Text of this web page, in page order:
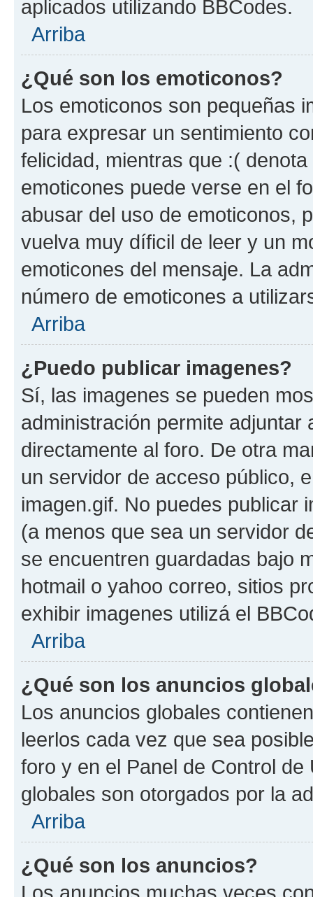
aplicados utilizando BBCodes.
Arriba
¿Qué son los emoticonos?
Los emoticonos son pequeñas
para expresar un sentimiento
felicidad, mientras que :(
emoticones puede verse en el
abusar del uso de emoticonos,
vuelva muy díficil de leer y un
emoticones del mensaje. La
número de emoticones a
Arriba
¿Puedo publicar imagenes?
Sí, las imagenes se pueden
administración permite
directamente al foro. De otra
un servidor de acceso público,
imagen.gif. No puedes publicar
(a menos que sea un servidor
se encuentren guardadas bajo
hotmail o yahoo correo, sitios
exhibir imagenes utilizá el
Arriba
¿Qué son los anuncios
Los anuncios globales
leerlos cada vez que sea
foro y en el Panel de Control
globales son otorgados por la
Arriba
¿Qué son los anuncios?
Los anuncios muchas veces